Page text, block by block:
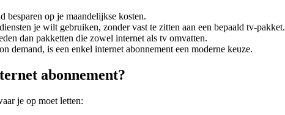
besparen op je maandelijkse kosten.
je wilt gebruiken, zonder vast te zitten aan een bepaald tv-pakket.
dan pakketten die zowel internet als tv omvatten.
demand, is een enkel internet abonnement een moderne keuze.
abonnement?
je op moet letten: